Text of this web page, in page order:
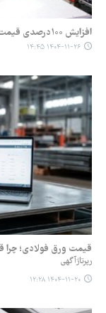
افزایش ۱۰۰درصدی قیمت و رکود سنگین در بازار لوازم خانگی
۱۴۰۴-۱۱-۲۶ ۱۴:۴۵
قیمت ورق فولادی؛ چرا
رپرتاژآگهی
۱۴۰۴-۱۱-۲۰ ۱۲:۲۸